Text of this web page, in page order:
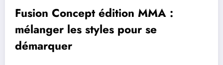
Fusion Concept édition MMA :
mélanger les styles pour se
démarquer